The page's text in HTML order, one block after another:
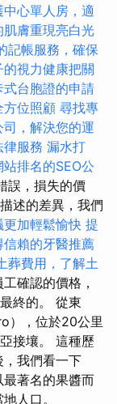
中心單人房，適
膚重現亮白光
記帳服務，確保
視力健康把關
式台胞證的申請
方位照顧 尋找專
，解決您的運
律服務 漏水打
排名的SEO公
誤，損失的價
述的差異，我們
加輕鬆愉快 提
信賴的牙醫推薦
葬費用，了解土
確認的價格，
終的。 從東
），位於20公里
接壤。 這種歷
我們看一下
著名的果醬而
人口。